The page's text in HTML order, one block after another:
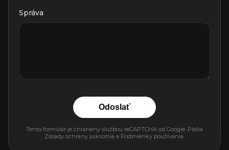
Správa
Odoslať
Tento formulár je chránený službou reCAPTCHA od Google. Platia
Zásady ochrany súkromia a Podmienky používania.